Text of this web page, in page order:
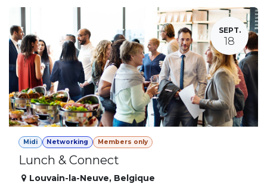
SEPT.
18
Midi Networking Members only
Lunch & Connect
Louvain-la-Neuve, Belgique